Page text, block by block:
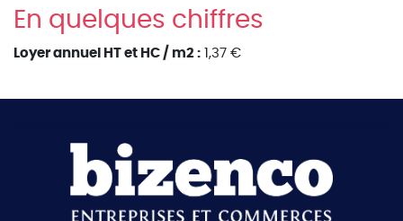
En quelques chiffres
Loyer annuel HT et HC / m2 : 1,37 €